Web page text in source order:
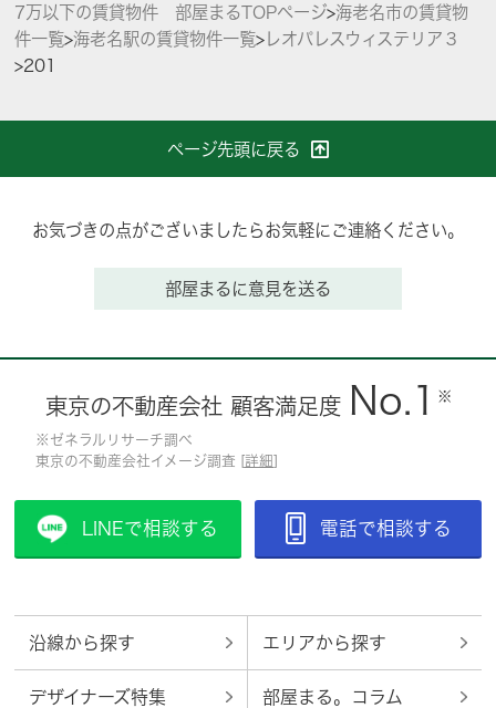
7万以下の賃貸物件 部屋まるTOPページ>海老名市の賃貸物
件一覧>海老名駅の賃貸物件一覧>レオパレスウィステリア３
>201
ページ先頭に戻る
お気づきの点がございましたらお気軽にご連絡ください。
部屋まるに意見を送る
東京の不動産会社 顧客満足度 No.1 ※
※ゼネラルリサーチ調べ
東京の不動産会社イメージ調査 [ 詳細
LINEで相談する 電話で相談する
沿線から探す エリアから探す
デザイナーズ特集 部屋まる。コラム